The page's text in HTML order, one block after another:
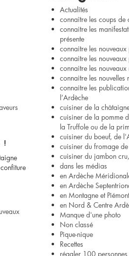
!
Actualités
connaître les coups de
connaitre les
présente
connaitre les nouveaux
connaitre les
connaitre les
connaitre les nouvelles
connaitre les
l’Ardèche
cuisiner de la
cuisiner de la pomme
la Truffole ou de la
cuisiner du boeuf, de
cuisiner du fromage
cuisiner du jambon
dans les médias
en Ardèche
en Ardèche
en Montagne et Piémont
en Nord & Centre
Manque d'une photo
Non classé
Pique-nique
Recettes
régaler 100 personnes